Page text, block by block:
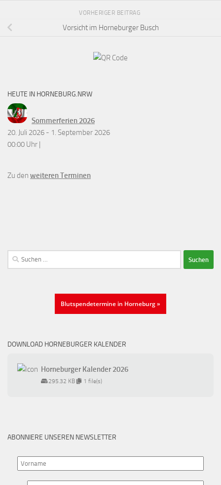
VORHERIGER BEITRAG
Vorsicht im Horneburger Busch
HEUTE IN HORNEBURG.NRW
Sommerferien 2026
20. Juli 2026 - 1. September 2026
00:00 Uhr |
Zu den weiteren Terminen
Suchen
nach:
Blutspendetermine in Horneburg »
DOWNLOAD HORNEBURGER KALENDER
Horneburger Kalender 2026
295.32 KB 1 file(s)
ABONNIERE UNSEREN NEWSLETTER